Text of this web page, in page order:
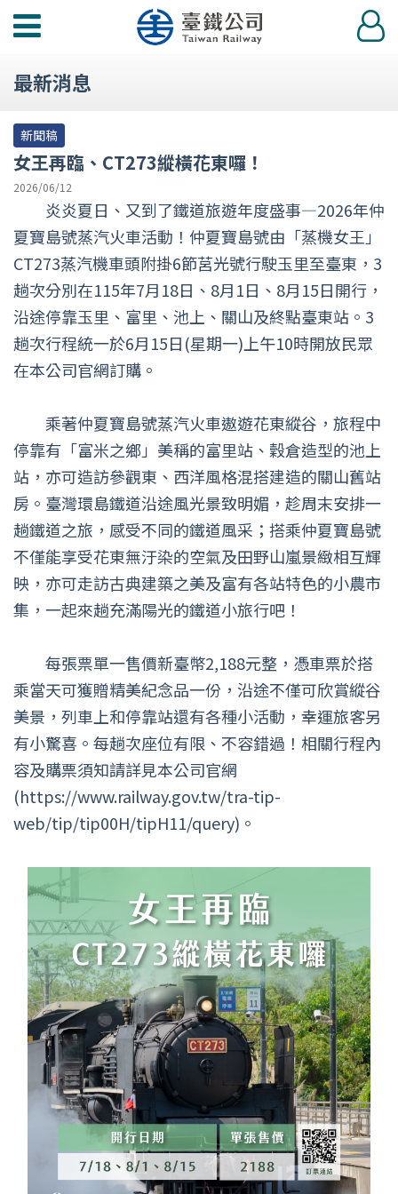
功
選
登
入
最新消息
新聞稿
女王再臨、CT273縱橫花東囉！
2026/06/12
炎炎夏日、又到了鐵道旅遊年度盛事—2026年仲
夏寶島號蒸汽火車活動！仲夏寶島號由「蒸機女王」
CT273蒸汽機車頭附掛6節莒光號行駛玉里至臺東，3
趟次分別在115年7月18日、8月1日、8月15日開行，
沿途停靠玉里、富里、池上、關山及終點臺東站。3
趟次行程統一於6月15日(星期一)上午10時開放民眾
在本公司官網訂購。
乘著仲夏寶島號蒸汽火車遨遊花東縱谷，旅程中
停靠有「富米之鄉」美稱的富里站、穀倉造型的池上
站，亦可造訪參觀東、西洋風格混搭建造的關山舊站
房。臺灣環島鐵道沿途風光景致明媚，趁周末安排一
趟鐵道之旅，感受不同的鐵道風采；搭乘仲夏寶島號
不僅能享受花東無汙染的空氣及田野山嵐景緻相互輝
映，亦可走訪古典建築之美及富有各站特色的小農市
集，一起來趟充滿陽光的鐵道小旅行吧！
每張票單一售價新臺幣2,188元整，憑車票於搭
乘當天可獲贈精美紀念品一份，沿途不僅可欣賞縱谷
美景，列車上和停靠站還有各種小活動，幸運旅客另
有小驚喜。每趟次座位有限、不容錯過！相關行程內
容及購票須知請詳見本公司官網
(https://www.railway.gov.tw/tra-tip-
web/tip/tip00H/tipH11/query)。